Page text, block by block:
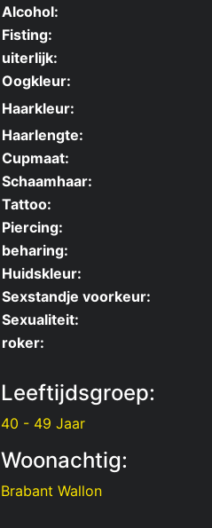
Alcohol:
Fisting:
uiterlijk:
Oogkleur:
Haarkleur:
Haarlengte:
Cupmaat:
Schaamhaar:
Tattoo:
Piercing:
beharing:
Huidskleur:
Sexstandje voorkeur:
Sexualiteit:
roker:
Leeftijdsgroep:
40 - 49 Jaar
Woonachtig:
Brabant Wallon